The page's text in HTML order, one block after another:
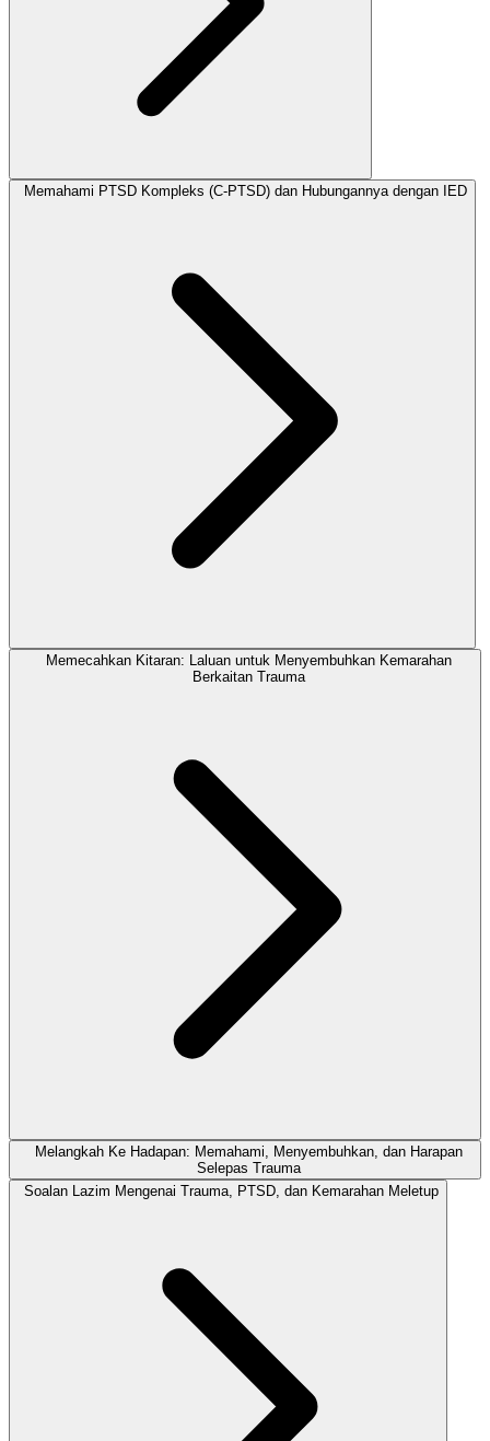
Memahami PTSD Kompleks (C-PTSD) dan Hubungannya dengan IED
Memecahkan Kitaran: Laluan untuk Menyembuhkan Kemarahan
Berkaitan Trauma
Melangkah Ke Hadapan: Memahami, Menyembuhkan, dan Harapan
Selepas Trauma
Soalan Lazim Mengenai Trauma, PTSD, dan Kemarahan Meletup